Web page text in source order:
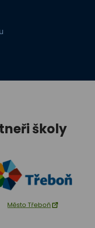
školy
Město Třeboň